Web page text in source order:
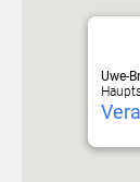
Uwe-